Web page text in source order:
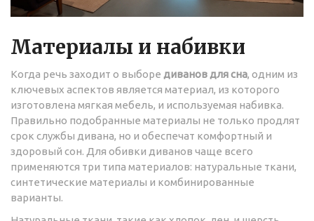
Материалы и набивки
Когда речь заходит о выборе диванов для сна, одним из
ключевых аспектов является материал, из которого
изготовлена мягкая мебель, и используемая набивка.
Правильно подобранные материалы не только продлят
срок службы дивана, но и обеспечат комфортный и
здоровый сон. Для обивки диванов чаще всего
применяются три типа материалов: натуральные ткани,
синтетические материалы и комбинированные
варианты.